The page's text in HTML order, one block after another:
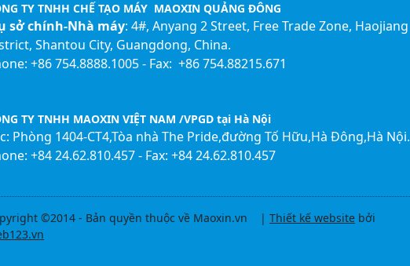
TY TNHH CHẾ TẠO MÁY MAOXIN QUẢNG ĐÔNG
sở chính-Nhà máy: 4#, Anyang 2 Street, Free Trade Zone, Haojiang
Shantou City, Guangdong, China.
+86 754.8888.1005 - Fax: +86 754.88215.671
TY TNHH MAOXIN VIỆT NAM /VPGD tại Hà Nội
Phòng 1404-CT4,Tòa nhà The Pride,đường Tố Hữu,Hà Đông,Hà Nội.
+84 24.62.810.457 - Fax: +84 24.62.810.457
©2014 - Bản quyền thuộc về Maoxin.vn | Thiết kế website bởi